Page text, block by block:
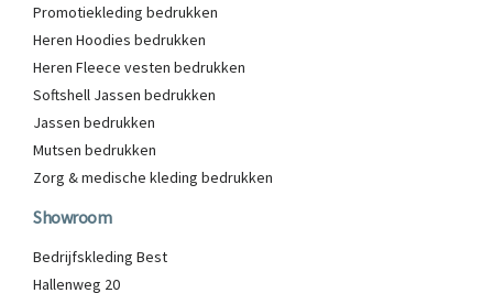
Promotiekleding bedrukken
Heren Hoodies bedrukken
Heren Fleece vesten bedrukken
Softshell Jassen bedrukken
Jassen bedrukken
Mutsen bedrukken
Zorg & medische kleding bedrukken
Showroom
Bedrijfskleding Best
Hallenweg 20